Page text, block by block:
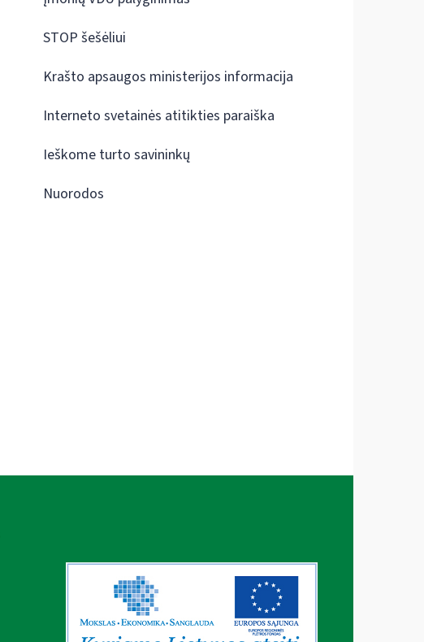
STOP šešėliui
Krašto apsaugos ministerijos informacija
Interneto svetainės atitikties paraiška
Ieškome turto savininkų
Nuorodos